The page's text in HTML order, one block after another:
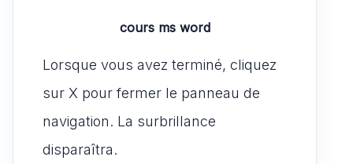
cours ms word
Lorsque vous avez terminé, cliquez
sur X pour fermer le panneau de
navigation. La surbrillance
disparaîtra.